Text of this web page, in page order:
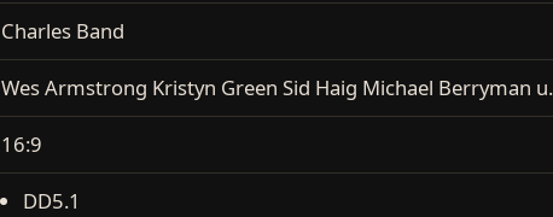
Charles Band
Wes Armstrong Kristyn Green Sid Haig Michael Berryman
16:9
DD5.1